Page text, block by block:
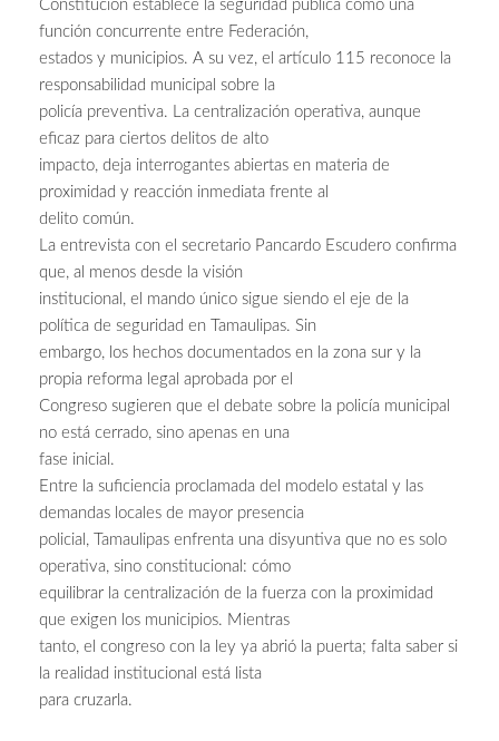
Constitución establece la seguridad pública como una
función concurrente entre Federación,
estados y municipios. A su vez, el artículo 115 reconoce la
responsabilidad municipal sobre la
policía preventiva. La centralización operativa, aunque
eficaz para ciertos delitos de alto
impacto, deja interrogantes abiertas en materia de
proximidad y reacción inmediata frente al
delito común.
La entrevista con el secretario Pancardo Escudero confirma
que, al menos desde la visión
institucional, el mando único sigue siendo el eje de la
política de seguridad en Tamaulipas. Sin
embargo, los hechos documentados en la zona sur y la
propia reforma legal aprobada por el
Congreso sugieren que el debate sobre la policía municipal
no está cerrado, sino apenas en una
fase inicial.
Entre la suficiencia proclamada del modelo estatal y las
demandas locales de mayor presencia
policial, Tamaulipas enfrenta una disyuntiva que no es solo
operativa, sino constitucional: cómo
equilibrar la centralización de la fuerza con la proximidad
que exigen los municipios. Mientras
tanto, el congreso con la ley ya abrió la puerta; falta saber si
la realidad institucional está lista
para cruzarla.